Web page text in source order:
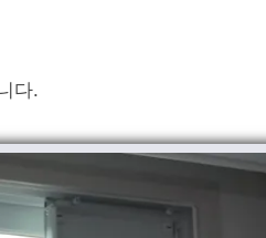
다.